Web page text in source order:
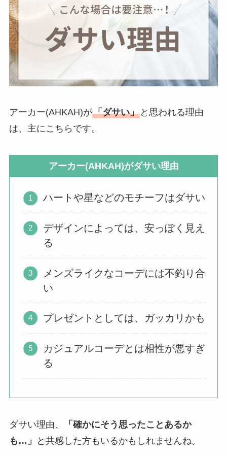
アーカー(AHKAH)が「ダサい」と思われる理由
は、主にこちらです。
アーカー(AHKAH)がダサい理由
ハートや星などのモチーフはダサい
デザインによっては、安っぽく見え
る
メンズライクなコーデには不釣り合
い
プレゼントとしては、ガッカリかも
カジュアルコーデとは相性が悪すぎ
る
ダサい理由、
「確かにそう思ったことあるか
も…」
と共感した方もいるかもしれませんね。